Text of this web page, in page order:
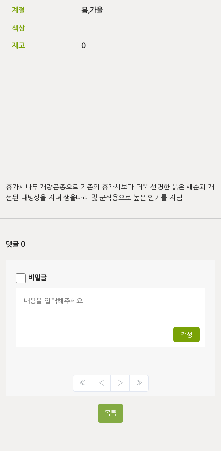
계절 봄,가을
색상
재고 0
홍가시나무 개량품종으로 기존의 홍가시보다 더욱 선명한 붉은 새순과 개
선된 내병성을 지녀 생울타리 및 군식용으로 높은 인기를 지님.........
댓글 0
비밀글
작성
« ‹ › »
목록